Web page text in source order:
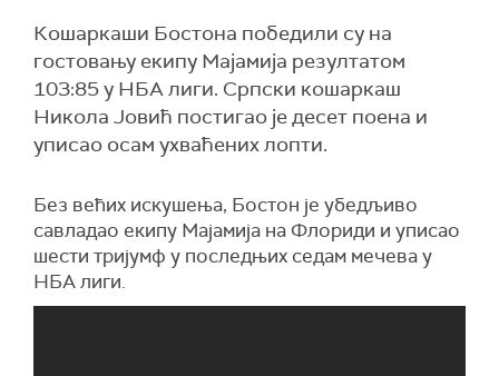
Кошаркаши Бостона победили су на
гостовању екипу Мајамија резултатом
103:85 у НБА лиги. Српски кошаркаш
Никола Јовић постигао је десет поена и
уписао осам ухваћених лопти.
Без већих искушења, Бостон је убедљиво
савладао екипу Мајамија на Флориди и уписао
шести тријумф у последњих седам мечева у
НБА лиги.